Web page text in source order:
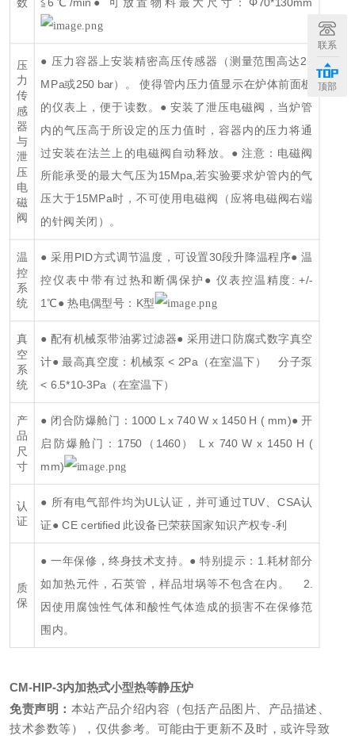
数
压
力
传
感
器
与
泄
压
电
磁
阀
● 压力容器上安装精密高压传感器（测量范围高达25
MPa或250 bar）。 使得管内压力值显示在炉体前面板
的仪表上，便于读数。 ● 安装了泄压电磁阀，当炉管
内的气压高于所设定的压力值时，容器内的压力将通
过安装在法兰上的电磁阀自动释放。 ● 注意：电磁阀
所能承受的最大气压为15Mpa,若实验要求炉管内的气
压大于15MPa时，不可使用电磁阀（应将电磁阀右端
的针阀关闭）。
温
控
系
统
● 采用PID方式调节温度，可设置30段升降温程序● 温
控仪表中带有过热和断偶保护 ● 仪表控温精度: +/-
1℃● 热电偶型号：K型
真
空
系
统
● 配有机械泵带油雾过滤器● 采用进口防腐式数字真空
计● 最高真空度：机械泵 < 2Pa（在室温下）
分子泵
< 6.5*10-3Pa（在室温下）
产
品
尺
寸
● 闭合防爆舱门：1000 L x 740 W x 1450 H ( mm)● 开
启防爆舱门：1750（1460） L x 740 W x 1450 H (
mm)
认
证
● 所有电气部件均为UL认证，并可通过TUV、CSA认
证● CE certified 此设备已荣获国家知识产权专-利
质
保
● 一年保修，终身技术支持。 ● 特别提示：1.耗材部分
如加热元件，石英管，样品坩埚等不包含在内。
2.
因使用腐蚀性气体和酸性气体造成的损害不在保修范
围内。
CM-HIP-3内加热式小型热等静压炉
免责声明： 本站产品介绍内容（包括产品图片、产品描述、
技术参数等），仅供参考。可能由于更新不及时，或许导致
联系
顶部